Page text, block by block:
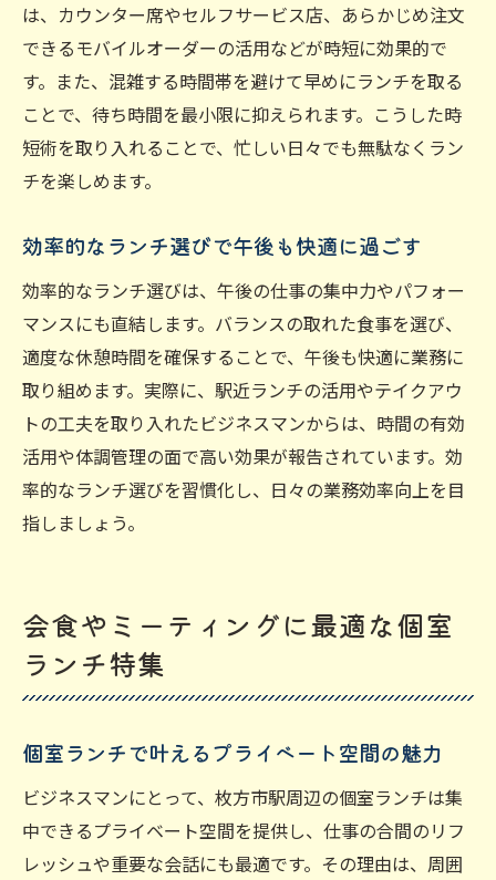
は、カウンター席やセルフサービス店、あらかじめ注文
できるモバイルオーダーの活用などが時短に効果的で
す。また、混雑する時間帯を避けて早めにランチを取る
ことで、待ち時間を最小限に抑えられます。こうした時
短術を取り入れることで、忙しい日々でも無駄なくラン
チを楽しめます。
効率的なランチ選びで午後も快適に過ごす
効率的なランチ選びは、午後の仕事の集中力やパフォー
マンスにも直結します。バランスの取れた食事を選び、
適度な休憩時間を確保することで、午後も快適に業務に
取り組めます。実際に、駅近ランチの活用やテイクアウ
トの工夫を取り入れたビジネスマンからは、時間の有効
活用や体調管理の面で高い効果が報告されています。効
率的なランチ選びを習慣化し、日々の業務効率向上を目
指しましょう。
会食やミーティングに最適な個室
ランチ特集
個室ランチで叶えるプライベート空間の魅力
ビジネスマンにとって、枚方市駅周辺の個室ランチは集
中できるプライベート空間を提供し、仕事の合間のリフ
レッシュや重要な会話にも最適です。その理由は、周囲